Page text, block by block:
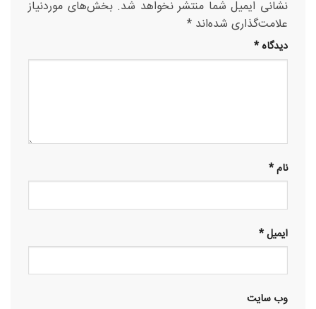
نشانی ایمیل شما منتشر نخواهد شد. بخش‌های موردنیاز
علامت‌گذاری شده‌اند *
دیدگاه*
نام*
ایمیل*
وب‌ سایت